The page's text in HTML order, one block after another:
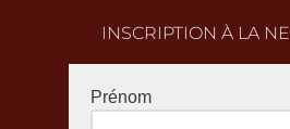
INSCRIPTION À LA
Prénom